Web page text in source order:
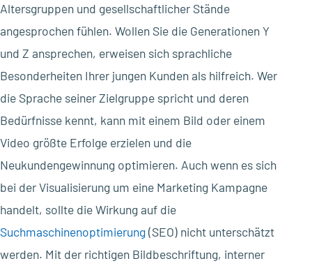
Altersgruppen und gesellschaftlicher Stände
angesprochen fühlen. Wollen Sie die Generationen Y
und Z ansprechen, erweisen sich sprachliche
Besonderheiten Ihrer jungen Kunden als hilfreich. Wer
die Sprache seiner Zielgruppe spricht und deren
Bedürfnisse kennt, kann mit einem Bild oder einem
Video größte Erfolge erzielen und die
Neukundengewinnung optimieren. Auch wenn es sich
bei der Visualisierung um eine Marketing Kampagne
handelt, sollte die Wirkung auf die
Suchmaschinenoptimierung(SEO) nicht unterschätzt
werden. Mit der richtigen Bildbeschriftung, interner